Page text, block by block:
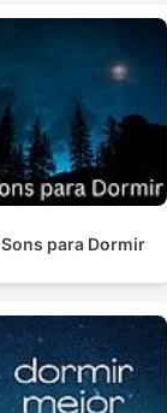
Sons para Dormir